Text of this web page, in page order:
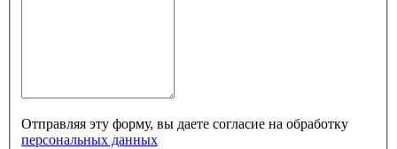
Отправляя эту форму, вы даете согласие на обработку
персональных данных